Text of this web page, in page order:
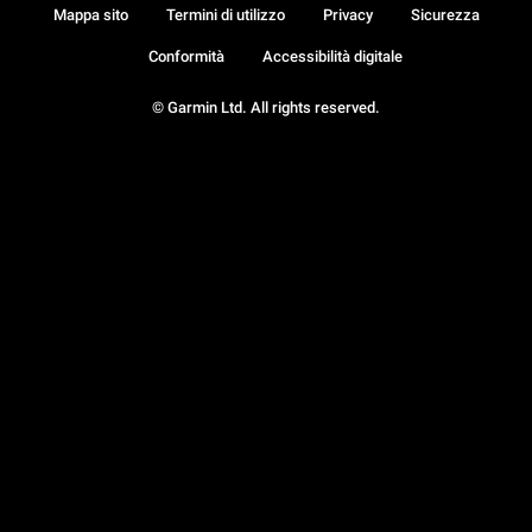
© Garmin Ltd. All rights reserved.
Mappa sito Termini di utilizzo Privacy Sicurezza
Conformità Accessibilità digitale